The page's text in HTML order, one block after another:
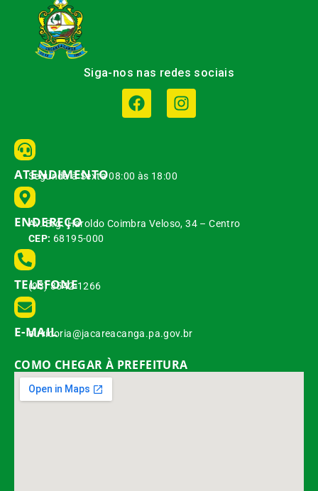
Siga-nos nas redes sociais
ATENDIMENTO
Segunda à Sexta 08:00 às 18:00
ENDEREÇO
Av. Brg. Haroldo Coimbra Veloso, 34 – Centro
CEP: 68195-000
TELEFONE
(93) 3542-1266
E-MAIL
ouvidoria@jacareacanga.pa.gov.br
COMO CHEGAR À PREFEITURA